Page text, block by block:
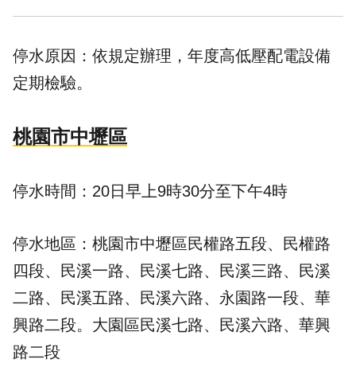
停水原因：依規定辦理，年度高低壓配電設備
定期檢驗。
桃園市中壢區
停水時間：20日早上9時30分至下午4時
停水地區：桃園市中壢區民權路五段、民權路
四段、民溪一路、民溪七路、民溪三路、民溪
二路、民溪五路、民溪六路、永園路一段、華
興路二段。大園區民溪七路、民溪六路、華興
路二段